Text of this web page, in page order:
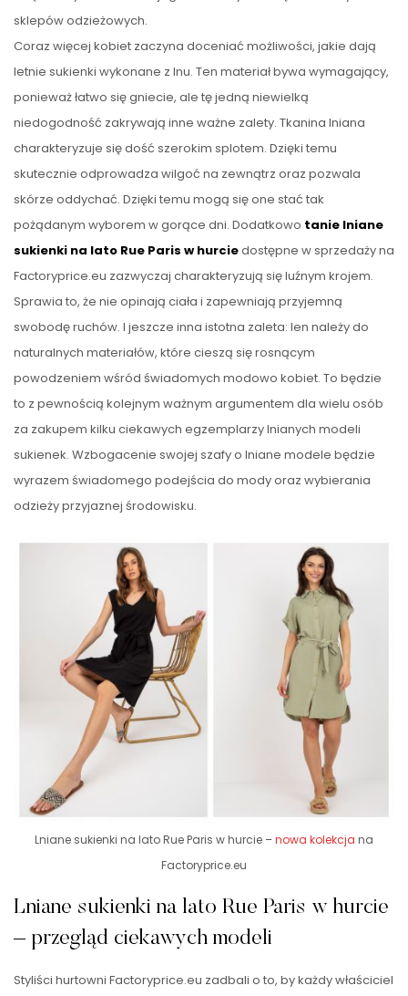
sklepów odzieżowych.
Coraz więcej kobiet zaczyna doceniać możliwości, jakie dają
letnie sukienki wykonane z lnu. Ten materiał bywa wymagający,
ponieważ łatwo się gniecie, ale tę jedną niewielką
niedogodność zakrywają inne ważne zalety. Tkanina lniana
charakteryzuje się dość szerokim splotem. Dzięki temu
skutecznie odprowadza wilgoć na zewnątrz oraz pozwala
skórze oddychać. Dzięki temu mogą się one stać tak
pożądanym wyborem w gorące dni. Dodatkowo tanie lniane
sukienki na lato Rue Paris w hurciedostępne w sprzedaży na
Factoryprice.eu zazwyczaj charakteryzują się luźnym krojem.
Sprawia to, że nie opinają ciała i zapewniają przyjemną
swobodę ruchów. I jeszcze inna istotna zaleta: len należy do
naturalnych materiałów, które cieszą się rosnącym
powodzeniem wśród świadomych modowo kobiet. To będzie
to z pewnością kolejnym ważnym argumentem dla wielu osób
za zakupem kilku ciekawych egzemplarzy lnianych modeli
sukienek. Wzbogacenie swojej szafy o lniane modele będzie
wyrazem świadomego podejścia do mody oraz wybierania
odzieży przyjaznej środowisku.
Lniane sukienki na lato Rue Paris w hurcie –nowa kolekcja na
Factoryprice.eu
Lniane sukienki na lato Rue Paris w hurcie
– przegląd ciekawych modeli
Styliści hurtowni Factoryprice.eu zadbali o to, by każdy właściciel